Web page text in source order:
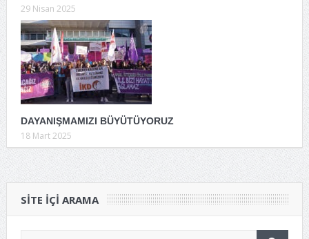
29 Nisan 2025
DAYANIŞMAMIZI BÜYÜTÜYORUZ
18 Mart 2025
SITE IÇI ARAMA